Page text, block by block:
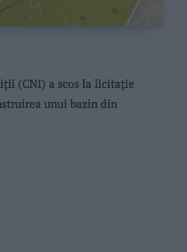
(CNI) a scos la licitație
unui bazin din